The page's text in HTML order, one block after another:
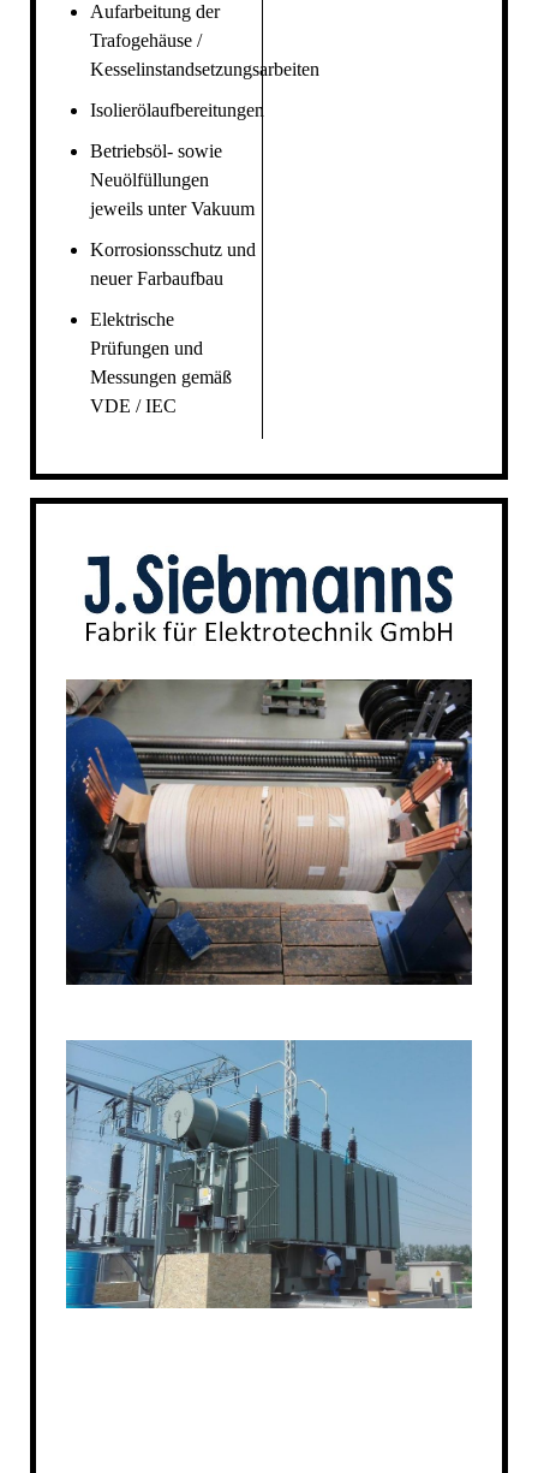
Aufarbeitung der
Trafogehäuse /
Kesselinstandsetzungsarbeiten
Isolierölaufbereitungen
Betriebsöl- sowie
Neuölfüllungen
jeweils unter Vakuum
Korrosionsschutz und
neuer Farbaufbau
Elektrische
Prüfungen und
Messungen gemäß
VDE / IEC